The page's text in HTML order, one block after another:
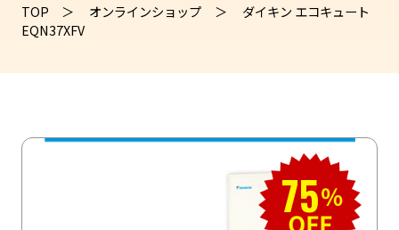
TOP オンラインショップ
ダイキン エコキュート
EQN37XFV
75